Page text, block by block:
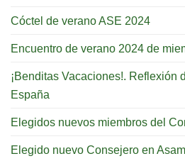
Cóctel de verano ASE 2024
Encuentro de verano 2024 de
¡Benditas Vacaciones!. Reflexión
España
Elegidos nuevos miembros del
Elegido nuevo Consejero en